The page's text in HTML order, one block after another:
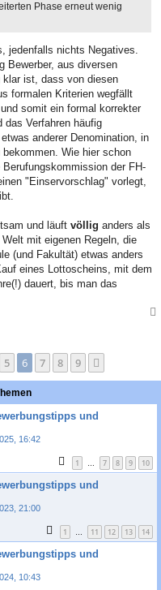
Phase erneut wenig
jedenfalls nichts Negatives.
Bewerber, aus diversen
klar ist, dass von diesen
formalen Kriterien wegfällt
somit ein formal korrekter
das Verfahren häufig
anderer Denomination, in
Wie hier schon
der FH-
"Einservorschlag" vorlegt,
und läuft völlig anders als
mit eigenen Regeln, die
(und Fakultät) etwas anders
eines Lottoscheins, mit dem
dauert, bis man das
5 6 7 8 9
und
16:42
1 … 7 8 9 10
und
21:00
1 … 11 12 13 14
und
10:43